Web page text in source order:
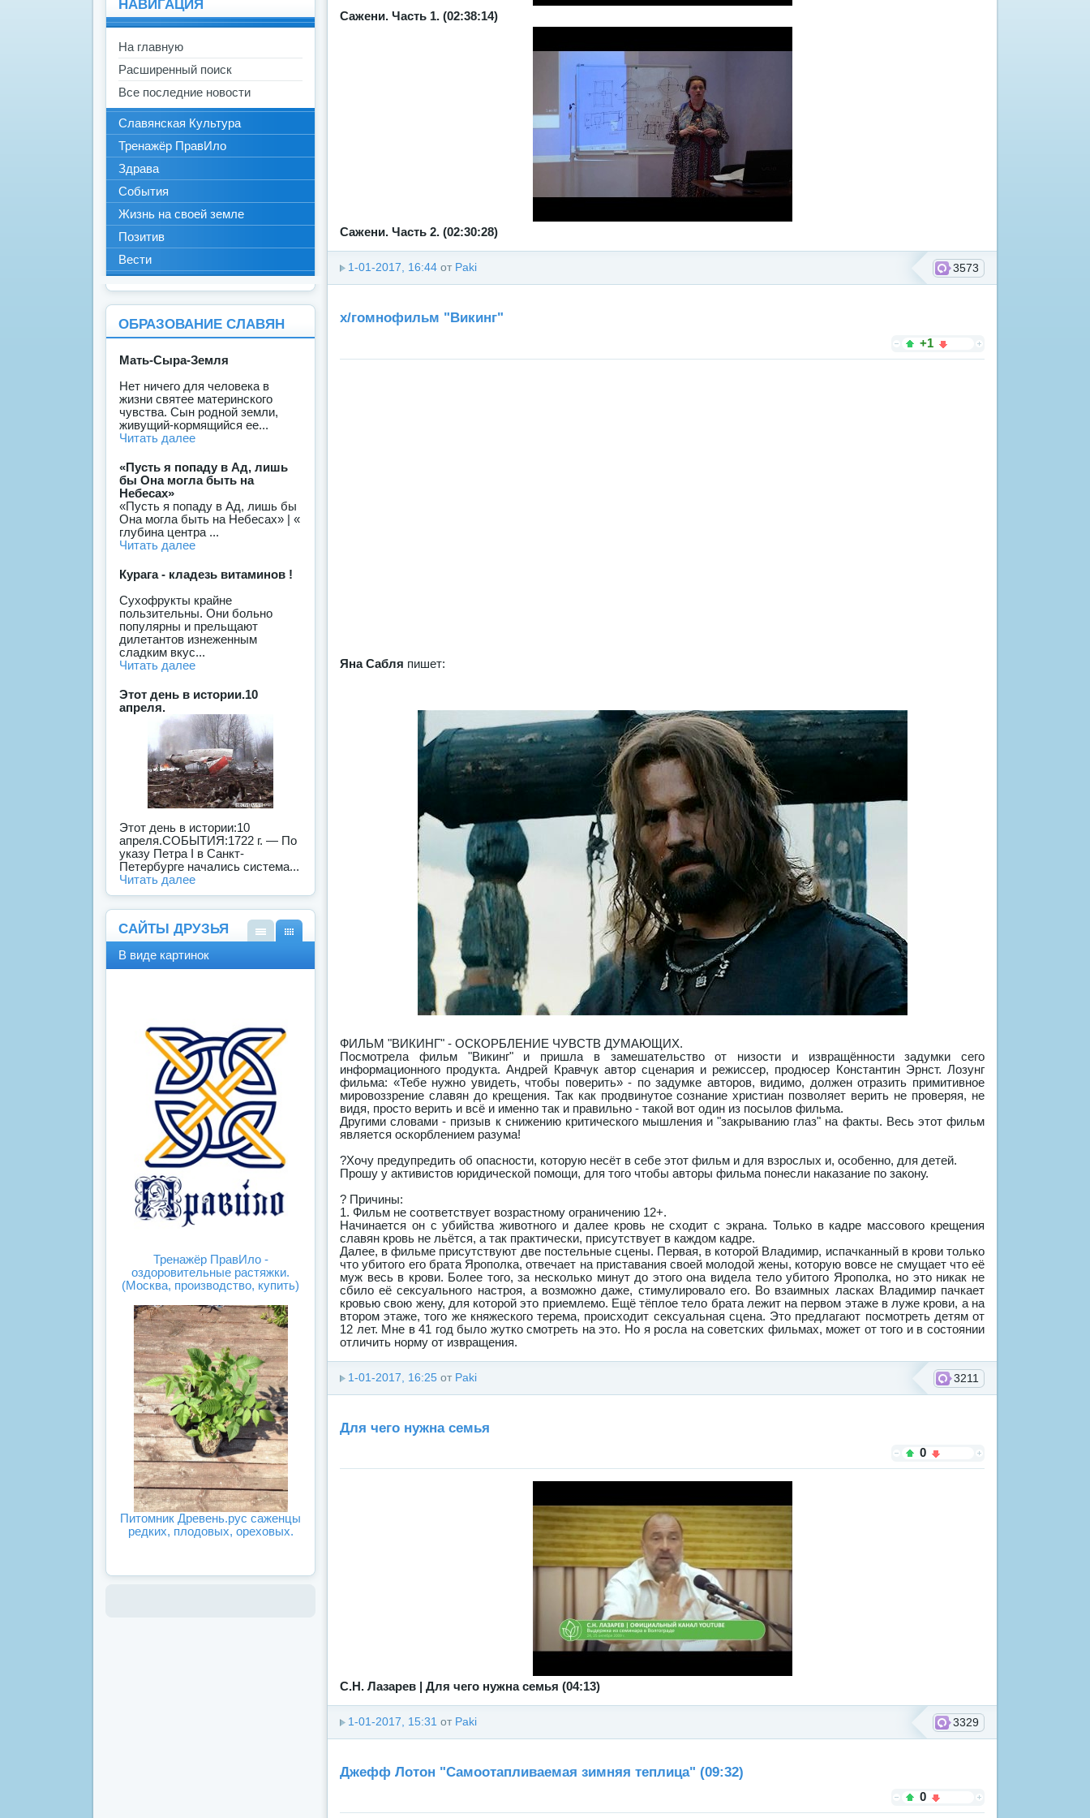
Сажени. Часть 1. (02:38:14)
Сажени. Часть 2. (02:30:28)
3573
1-01-2017, 16:44 от Paki
х/гомнофильм "Викинг"
+1
Яна Сабля пишет:
ФИЛЬМ "ВИКИНГ" - ОСКОРБЛЕНИЕ ЧУВСТВ ДУМАЮЩИХ.
Посмотрела фильм "Викинг" и пришла в замешательство от низости и извращённости задумки сего
информационного продукта. Андрей Кравчук автор сценария и режиссер, продюсер Константин Эрнст. Лозунг
фильма: «Тебе нужно увидеть, чтобы поверить» - по задумке авторов, видимо, должен отразить примитивное
мировоззрение славян до крещения. Так как продвинутое сознание христиан позволяет верить не проверяя, не
видя, просто верить и всё и именно так и правильно - такой вот один из посылов фильма.
Другими словами - призыв к снижению критического мышления и "закрыванию глаз" на факты. Весь этот фильм
является оскорблением разума!
?Хочу предупредить об опасности, которую несёт в себе этот фильм и для взрослых и, особенно, для детей.
Прошу у активистов юридической помощи, для того чтобы авторы фильма понесли наказание по закону.
? Причины:
1. Фильм не соответствует возрастному ограничению 12+.
Начинается он с убийства животного и далее кровь не сходит с экрана. Только в кадре массового крещения
славян кровь не льётся, а так практически, присутствует в каждом кадре.
Далее, в фильме присутствуют две постельные сцены. Первая, в которой Владимир, испачканный в крови только
что убитого его брата Ярополка, отвечает на приставания своей молодой жены, которую вовсе не смущает что её
муж весь в крови. Более того, за несколько минут до этого она видела тело убитого Ярополка, но это никак не
сбило её сексуального настроя, а возможно даже, стимулировало его. Во взаимных ласках Владимир пачкает
кровью свою жену, для которой это приемлемо. Ещё тёплое тело брата лежит на первом этаже в луже крови, а на
втором этаже, того же княжеского терема, происходит сексуальная сцена. Это предлагают посмотреть детям от
12 лет. Мне в 41 год было жутко смотреть на это. Но я росла на советских фильмах, может от того и в состоянии
отличить норму от извращения.
3211
1-01-2017, 16:25 от Paki
Для чего нужна семья
0
С.Н. Лазарев | Для чего нужна семья (04:13)
3329
1-01-2017, 15:31 от Paki
Джефф Лотон "Самоотапливаемая зимняя теплица" (09:32)
0
НАВИГАЦИЯ
На главную
Расширенный поиск
Все последние новости
Славянская Культура
Тренажёр ПравИло
Здрава
События
Жизнь на своей земле
Позитив
Вести
ОБРАЗОВАНИЕ СЛАВЯН
Мать-Сыра-Земля
Нет ничего для человека в
жизни святее материнского
чувства. Сын родной земли,
живущий-кормящийся ее...
Читать далее
«Пусть я попаду в Ад, лишь
бы Она могла быть на
Небесах»
«Пусть я попаду в Ад, лишь бы
Она могла быть на Небесах» | «
глубина центра ...
Читать далее
Курага - кладезь витаминов !
Сухофрукты крайне
пользительны. Они больно
популярны и прельщают
дилетантов изнеженным
сладким вкус...
Читать далее
Этот день в истории.10
апреля.
Этот день в истории:10
апреля.СОБЫТИЯ:1722 г. — По
указу Петра I в Санкт-
Петербурге начались система...
Читать далее
САЙТЫ ДРУЗЬЯ
В виде картинок
Тренажёр ПравИло -
оздоровительные растяжки.
(Москва, производство, купить)
Питомник Древень.рус саженцы
редких, плодовых, ореховых.